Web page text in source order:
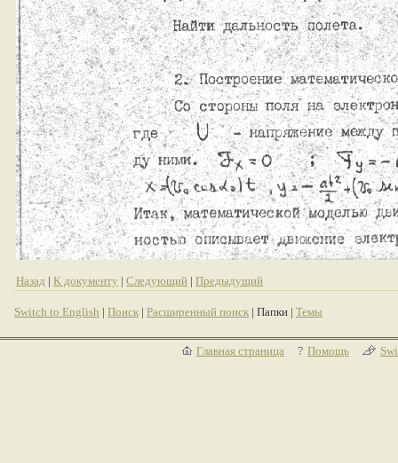
Назад | К документу | Следующий | Предыдущий
Switch to English | Поиск | Расширенный поиск | Папки | Темы
Главная страница Помощь